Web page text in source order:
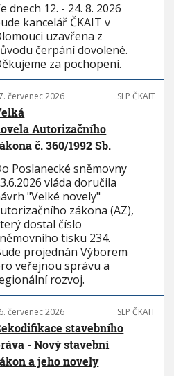
dnech 12. - 24. 8. 2026
kancelář ČKAIT v
uzavřena z
čerpání dovolené.
za pochopení.
červenec 2026 SLP ČKAIT
Autorizačního
č. 360/1992 Sb.
Poslanecké sněmovny
vláda doručila
"Velké novely"
zákona (AZ),
dostal číslo
tisku 234.
projednán Výborem
veřejnou správu a
rozvoj.
červenec 2026 SLP ČKAIT
stavebního
- Nový stavební
a jeho novely